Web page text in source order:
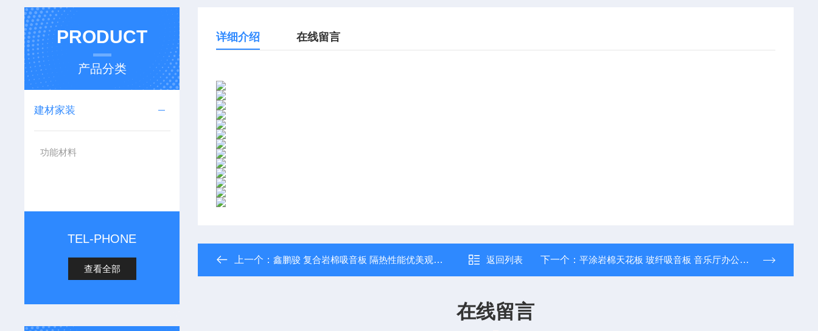
PRODUCT
产品分类
建材家装
功能材料
TEL-PHONE
查看全部
详细介绍 在线留言
上一个：鑫鹏骏 复合岩棉吸音板 隔热性能优美观大方大量生产 返回列表 下一个： 平涂岩棉天花板 玻纤吸音板 音乐厅办公室电影院 颜色定制
在线留言